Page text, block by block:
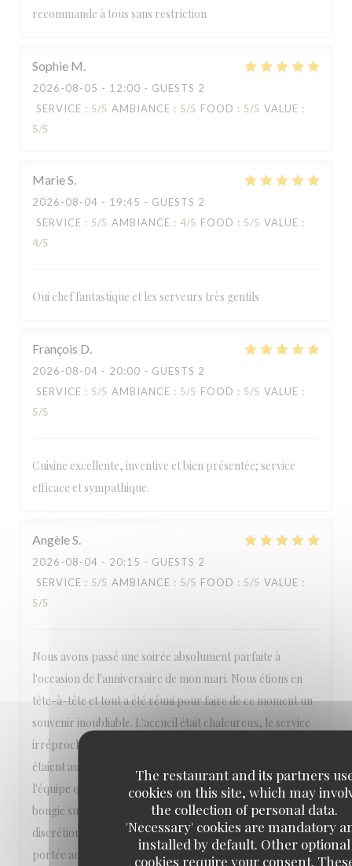
The restaurant and its partners
cookies on this site, which may
the collection of personal data.
'Necessary' cookies are mandatory
installed by default. Other optional
cookies require your consent.
recommande à tous sans restriction
Sophie M
2026-08-05 - 12:00 - GUESTS 2
SERVICE : 5/5 AMBIANCE : 5/5 FOOD : 5/5 VALUE :
5/5
MarieS
2026-08-04 - 19:45 - GUESTS 2
SERVICE : 5/5 AMBIANCE : 4/5 FOOD : 5/5 VALUE :
4/5
Oui chef fantastique et les serveurs très gentils
François D
2026-08-04 - 20:00 - GUESTS 2
SERVICE : 5/5 AMBIANCE : 5/5 FOOD : 5/5 VALUE :
5/5
Cuisine excellente, inventive et bien présentée; service
efficace et sympathique.
AngèleS
2026-08-04 - 20:15 - GUESTS 2
SERVICE : 5/5 AMBIANCE : 5/5 FOOD : 5/5 VALUE :
5/5
Nous avons passé une soirée absolument parfaite à
l'occasion de l'anniversaire de mon mari. Nous étions en
tête-à-tête et tout a été réuni pour faire de ce moment un
souvenir inoubliable. L'accueil était chaleureux, le service
irréprochable, attentif sans être envahissant, et les plats
étaient aussi beaux que délicieux. Un immense merci à toute
l'équipe qui a pris en compte ma demande d'apporter une
bougie sur le dessert. Tout a été fait avec beaucoup de
discrétion et d'élégance. Ce souci du détail et cette attention
portée aux clients font vraiment la différence. Nous nous
LA TABLE DE CATUSSEAU